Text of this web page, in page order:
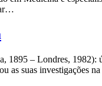
1895 – Londres, 1982):
as suas investigações